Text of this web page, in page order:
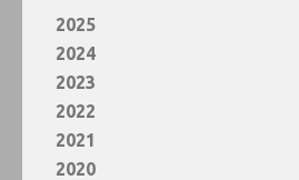
2025
2024
2023
2022
2021
2020